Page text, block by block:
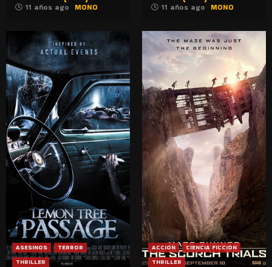
11 años ago MONO 11 años ago MONO
ASESINOS
TERROR
THRILLER
ACCION
CIENCIA FICCION
THRILLER